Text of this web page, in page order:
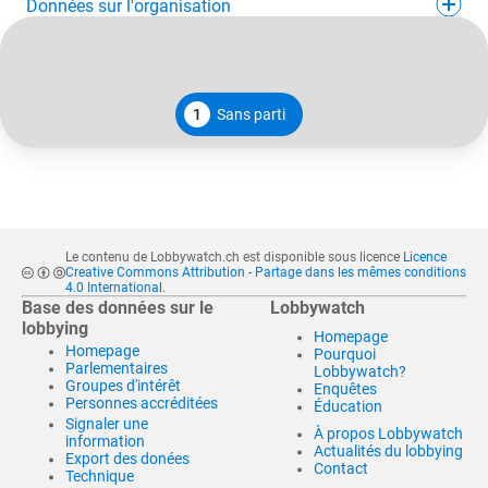
Données sur l'organisation
1 Sans parti
Le contenu de Lobbywatch.ch est disponible sous licence Licence
Creative Commons Attribution - Partage dans les mêmes conditions
4.0 International .
Base des données sur le
lobbying
Homepage
Parlementaires
Groupes d'intérêt
Personnes accréditées
Signaler une
information
Export des donées
Technique
Lobbywatch
Homepage
Pourquoi
Lobbywatch?
Enquêtes
Éducation
À propos Lobbywatch
Actualités du lobbying
Contact